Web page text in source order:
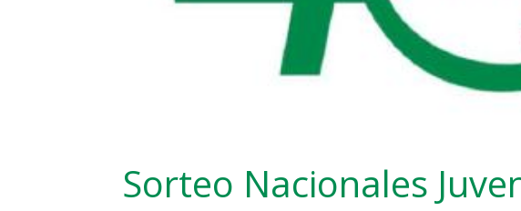
Sorteo Nacionales